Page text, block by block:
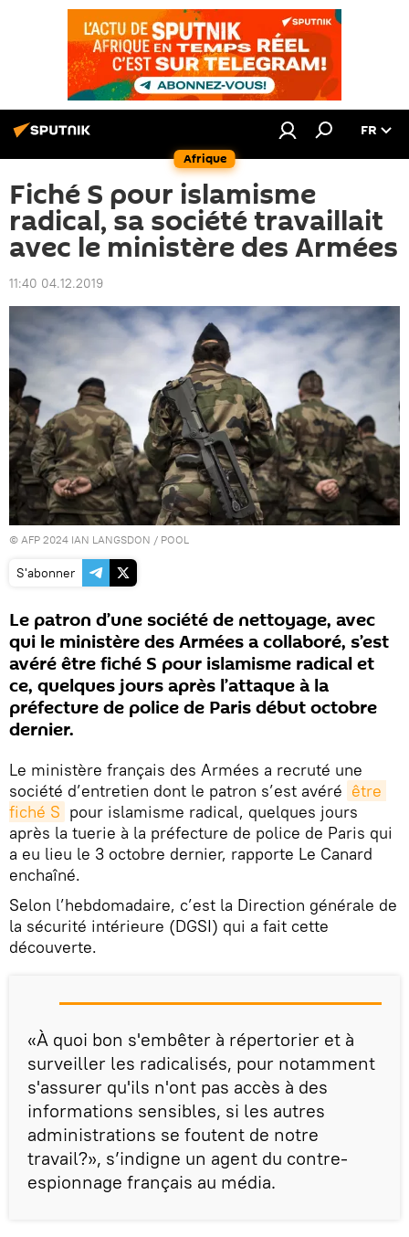
Afrique
FR
Fiché S pour islamisme
radical, sa société travaillait
avec le ministère des Armées
11:40 04.12.2019
© AFP 2024 IAN LANGSDON / POOL
S'abonner
Le patron d’une société de nettoyage, avec
qui le ministère des Armées a collaboré, s’est
avéré être fiché S pour islamisme radical et
ce, quelques jours après l’attaque à la
préfecture de police de Paris début octobre
dernier.
Le ministère français des Armées a recruté une
société d’entretien dont le patron s’est avéré être
fiché S pour islamisme radical, quelques jours
après la tuerie à la préfecture de police de Paris qui
a eu lieu le 3 octobre dernier, rapporte Le Canard
enchaîné.
Selon l’hebdomadaire, c’est la Direction générale de
la sécurité intérieure (DGSI) qui a fait cette
découverte.
«À quoi bon s'embêter à répertorier et à
surveiller les radicalisés, pour notamment
s'assurer qu'ils n'ont pas accès à des
informations sensibles, si les autres
administrations se foutent de notre
travail?», s’indigne un agent du contre-
espionnage français au média.